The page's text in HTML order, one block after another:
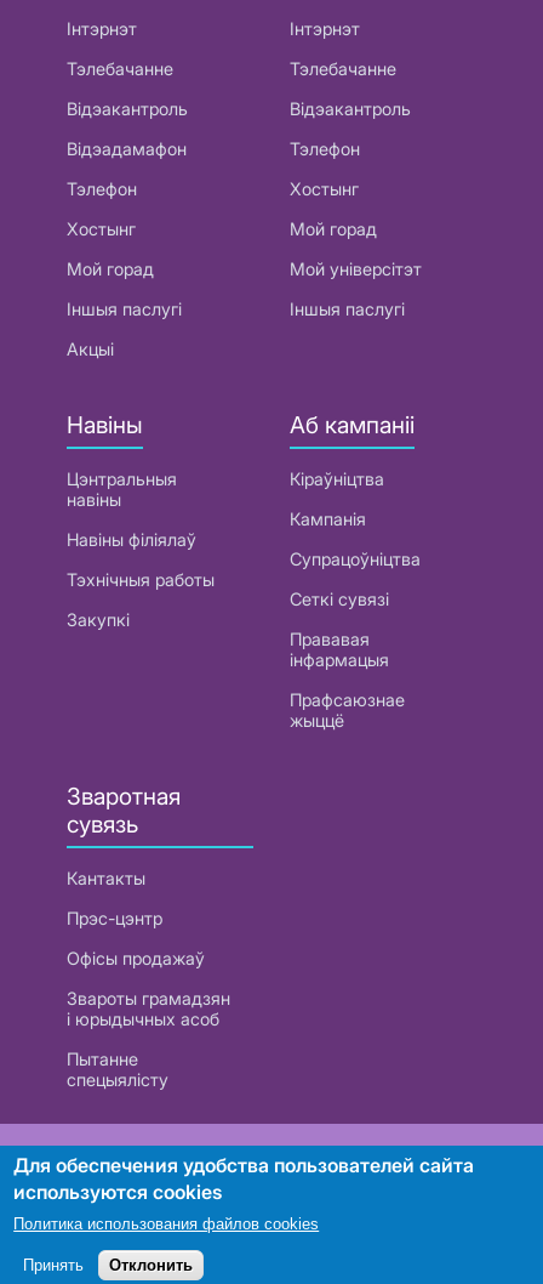
Інтэрнэт
Тэлебачанне
Відэакантроль
Відэадамафон
Тэлефон
Хостынг
Мой горад
Іншыя паслугі
Акцыі
Інтэрнэт
Тэлебачанне
Відэакантроль
Тэлефон
Хостынг
Мой горад
Мой універсітэт
Іншыя паслугі
Навіны
Цэнтральныя
навіны
Навіны філіялаў
Тэхнічныя работы
Закупкі
Аб кампаніі
Кіраўніцтва
Кампанія
Супрацоўніцтва
Сеткі сувязі
Прававая
інфармацыя
Прафсаюзнае
жыццё
Зваротная
сувязь
Кантакты
Прэс-цэнтр
Офісы продажаў
Звароты грамадзян
і юрыдычных асоб
Пытанне
спецыялісту
РУП «Белтэлекам». УНП 101007741
Пошук
Для обеспечения удобства пользователей сайта
используются cookies
Политика использования файлов cookies
Принять Отклонить